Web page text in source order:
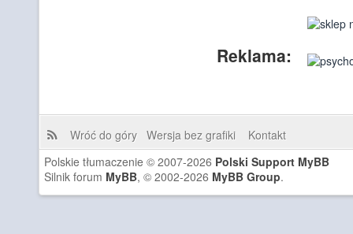
Reklama:
Wróć do góry Wersja bez grafiki
Kontakt
Polskie tłumaczenie © 2007-2026 Polski Support MyBB
Silnik forum MyBB, © 2002-2026 MyBB Group.